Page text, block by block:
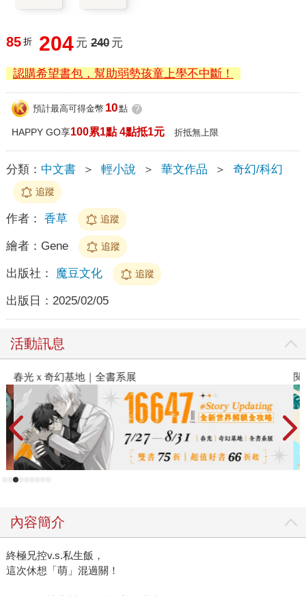
85 折 204 元 240 元
認購希望書包，幫助弱勢孩童上學不中斷！
預計最高可得金幣 10點 ?
HAPPY GO享100累1點 4點抵1元 折抵無上限
分類： 中文書 ＞ 輕小說 ＞ 華文作品 ＞ 奇幻/科幻
追蹤
作者： 香草 追蹤
繪者： Gene 追蹤
出版社： 魔豆文化 追蹤
出版日： 2025/02/05
活動訊息
春光ｘ奇幻基地｜全書系展
內容簡介
終極兄控v.s.私生飯，
這次休想「萌」混過關！